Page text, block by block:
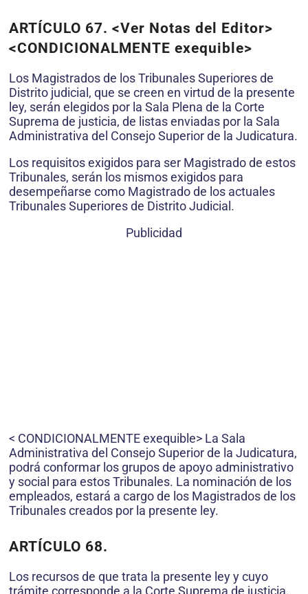
ARTÍCULO 67. <Ver Notas del Editor>
<CONDICIONALMENTE exequible>
Los Magistrados de los Tribunales Superiores de
Distrito judicial, que se creen en virtud de la presente
ley, serán elegidos por la Sala Plena de la Corte
Suprema de justicia, de listas enviadas por la Sala
Administrativa del Consejo Superior de la Judicatura.
Los requisitos exigidos para ser Magistrado de estos
Tribunales, serán los mismos exigidos para
desempeñarse como Magistrado de los actuales
Tribunales Superiores de Distrito Judicial.
Publicidad
< CONDICIONALMENTE exequible> La Sala
Administrativa del Consejo Superior de la Judicatura,
podrá conformar los grupos de apoyo administrativo
y social para estos Tribunales. La nominación de los
empleados, estará a cargo de los Magistrados de los
Tribunales creados por la presente ley.
ARTÍCULO 68.
Los recursos de que trata la presente ley y cuyo
trámite corresponde a la Corte Suprema de justicia,